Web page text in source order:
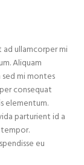
ullamcorper mi
Aliquam
mi montes
consequat
elementum.
parturient id a
eu